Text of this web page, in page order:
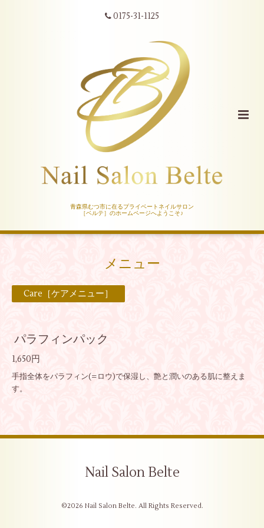
0175-31-1125
青森県むつ市に在るプライベートネイルサロン
［ベルテ］のホームページへようこそ♪
メニュー
Care［ケアメニュー］
パラフィンパック
1,650円
手指全体をパラフィン(=ロウ)で保湿し、艶と潤いのある肌に整えま
す。
Nail Salon Belte
©2026 Nail Salon Belte. All Rights Reserved.